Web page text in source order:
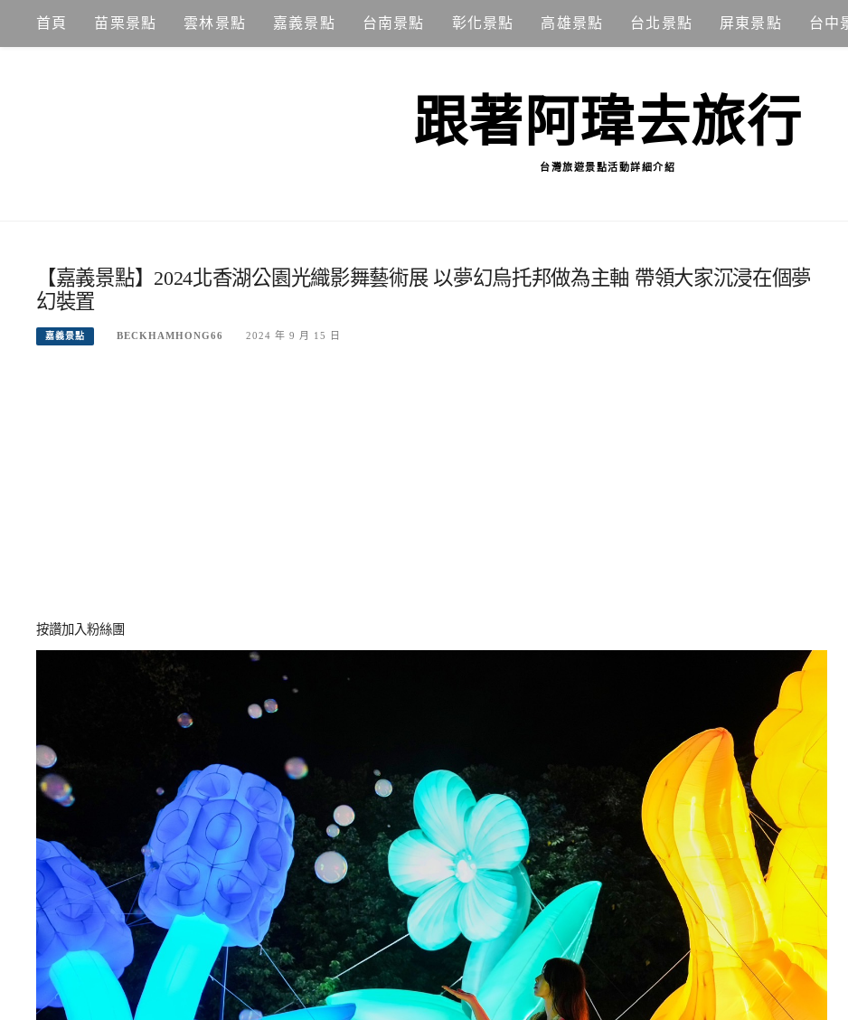
content
首頁 苗栗景點 雲林景點 嘉義景點 台南景點 彰化景點 高雄景點 台北景點 屏東景點 台中
跟著阿瑋去旅行
台灣旅遊景點活動詳細介紹
【嘉義景點】2024北香湖公園光織影舞藝術展 以夢幻烏托邦做為主軸 帶領大家沉浸在個夢
幻裝置
嘉義景點 BECKHAMHONG66 2024 年 9 月 15 日
按讚加入粉絲團